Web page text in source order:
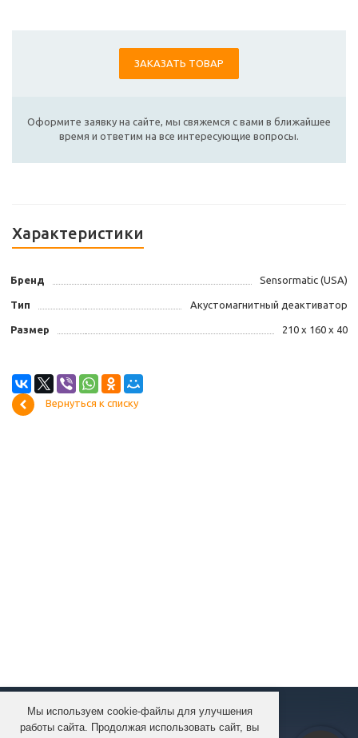
Мы используем cookie-файлы для улучшения
работы сайта. Продолжая использовать сайт, вы
ЗАКАЗАТЬ ТОВАР
Оформите заявку на сайте, мы свяжемся с вами в ближайшее
время и ответим на все интересующие вопросы.
Характеристики
Бренд Sensormatic (USA)
Тип Акустомагнитный деактиватор
Размер 210 х 160 x 40
Вернуться к списку
КОМПАНИЯ
КАТАЛОГ